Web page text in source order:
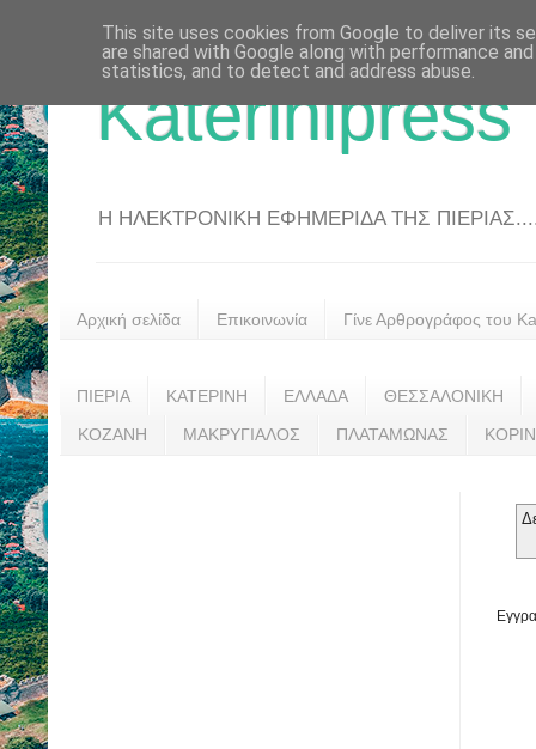
Katerinipress
Η ΗΛΕΚΤΡΟΝΙΚΗ ΕΦΗΜΕΡΙΔΑ ΤΗΣ
Αρχική σελίδα Επικοινωνία Γίνε Αρθρογράφος του
ΠΙΕΡΙΑ ΚΑΤΕΡΙΝΗ ΕΛΛΑΔΑ ΘΕΣΣΑΛΟΝΙΚΗ
ΚΟΖΑΝΗ ΜΑΚΡΥΓΙΑΛΟΣ ΠΛΑΤΑΜΩΝΑΣ
This site uses cookies from Google to deliver its
are shared with Google along with performance
statistics, and to detect and address abuse.